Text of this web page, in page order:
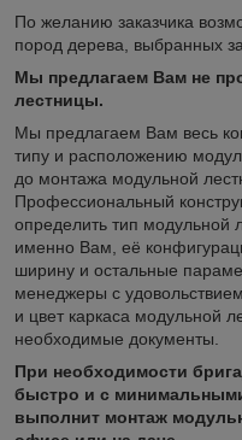
По желанию заказчика
пород дерева, выбранных
Мы предлагаем Вам не
лестницы.
Мы предлагаем Вам весь
типу и расположению
до монтажа модульной
Профессиональный
определить тип модульной
именно Вам, её
ширину и остальные
менеджеры с
и цвет каркаса модульной
необходимые документы.
При необходимости
быстро и с
выполнит монтаж